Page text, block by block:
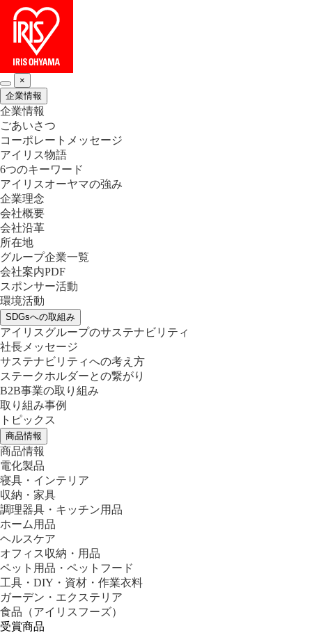
×
企業情報
企業情報
ごあいさつ
コーポレートメッセージ
アイリス物語
6つのキーワード
アイリスオーヤマの強み
企業理念
会社概要
会社沿革
所在地
グループ企業一覧
会社案内PDF
スポンサー活動
環境活動
SDGsへの取組み
アイリスグループのサステナビリティ
社長メッセージ
サステナビリティへの考え方
ステークホルダーとの繋がり
B2B事業の取り組み
取り組み事例
トピックス
商品情報
商品情報
電化製品
寝具・インテリア
収納・家具
調理器具・キッチン用品
ホーム用品
ヘルスケア
オフィス収納・用品
ペット用品・ペットフード
工具・DIY・資材・作業衣料
ガーデン・エクステリア
食品 （アイリスフーズ）
受賞商品